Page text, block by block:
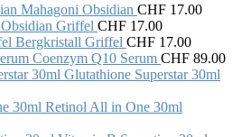
Mahagoni Obsidian CHF 17.00
Obsidian Griffel CHF 17.00
Bergkristall Griffel CHF 17.00
Coenzym Q10 Serum CHF 89.00
Glutathione Superstar 30ml
Retinol All in One 30ml